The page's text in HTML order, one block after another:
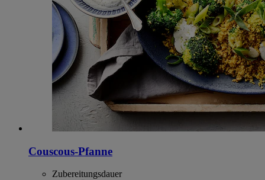
Couscous-Pfanne
Zubereitungsdauer